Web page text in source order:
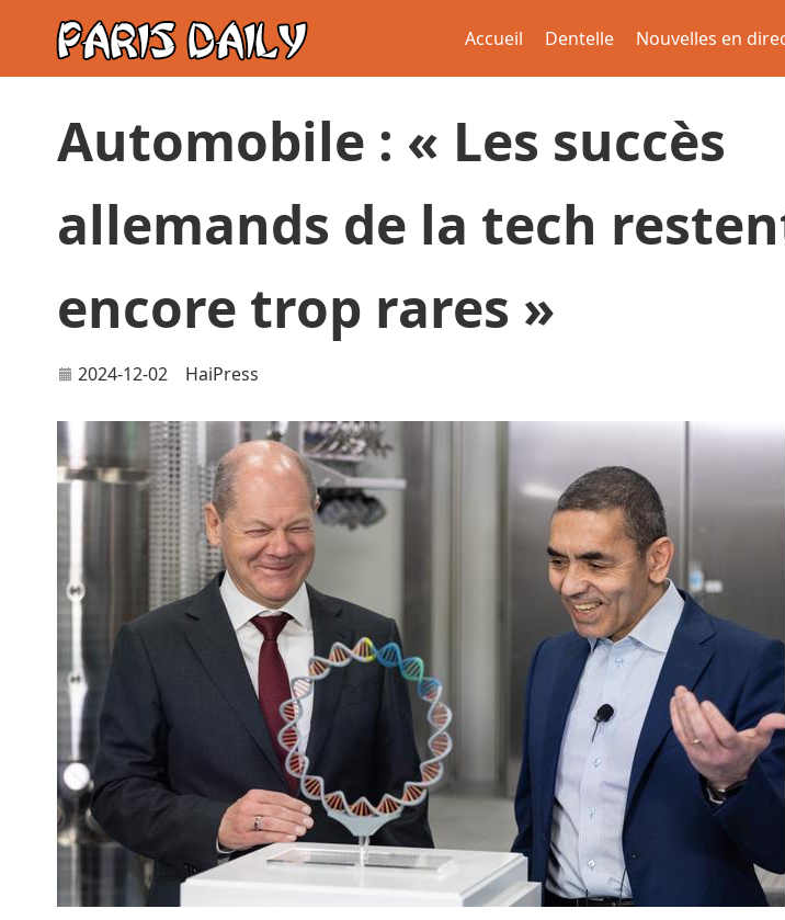
Accueil Dentelle Nouvelles en
Automobile : « Les succès
allemands de la tech
encore trop rares »
2024-12-02 HaiPress